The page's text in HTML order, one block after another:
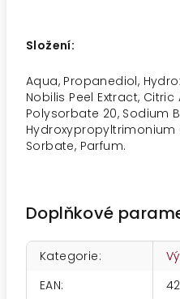
Složení:
Aqua, Propanediol,
Nobilis Peel Extract,
Polysorbate 20, Sodium
Hydroxypropyltrimonium
Sorbate, Parfum.
Doplňkové
Kategorie:
EAN: